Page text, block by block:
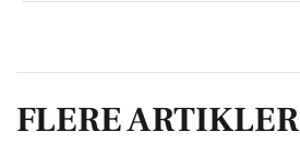
FLERE ARTIKLER